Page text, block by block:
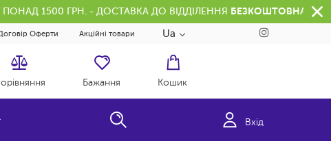
1500 ГРН. - ДОСТАВКА ДО ВІДДІЛЕННЯ БЕЗКОШТОВНА
Оферти Акційні товари Ua
Бажання Кошик
Вхід